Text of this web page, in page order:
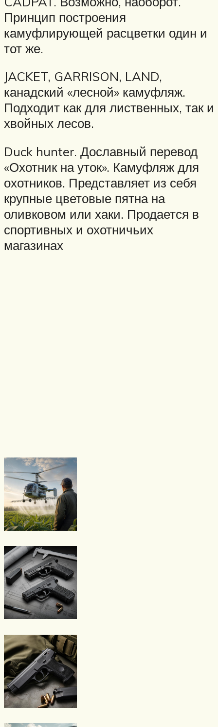
Принцип построения
камуфлирующей расцветки один и
тот же.
JACKET, GARRISON, LAND,
канадский «лесной» камуфляж.
Подходит как для лиственных, так и
хвойных лесов.
Duck hunter. Дославный перевод
«Охотник на уток». Камуфляж для
охотников. Представляет из себя
крупные цветовые пятна на
оливковом или хаки. Продается в
спортивных и охотничьих
магазинах